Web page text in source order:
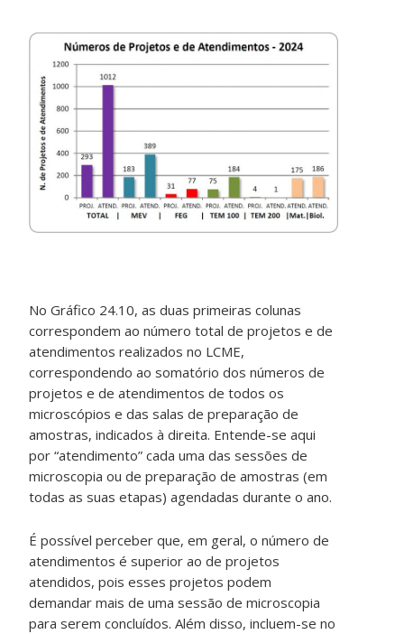
No Gráfico 24.10, as duas primeiras colunas
correspondem ao número total de projetos e de
atendimentos realizados no LCME,
correspondendo ao somatório dos números de
projetos e de atendimentos de todos os
microscópios e das salas de preparação de
amostras, indicados à direita. Entende-se aqui
por “atendimento” cada uma das sessões de
microscopia ou de preparação de amostras (em
todas as suas etapas) agendadas durante o ano.
É possível perceber que, em geral, o número de
atendimentos é superior ao de projetos
atendidos, pois esses projetos podem
demandar mais de uma sessão de microscopia
para serem concluídos. Além disso, incluem-se no